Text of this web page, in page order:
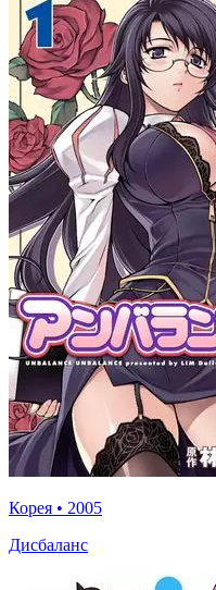
Корея • 2005
Дисбаланс